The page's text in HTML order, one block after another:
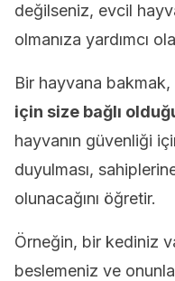
değilseniz, evcil
olmanıza yardımcı
Bir hayvana bakmak,
için size bağlı
hayvanın güvenliği
duyulması,
olunacağını öğretir.
Örneğin, bir kediniz
beslemeniz ve